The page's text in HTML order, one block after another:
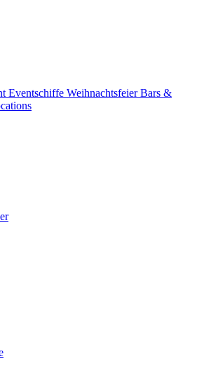
Eventschiffe WeihnachtsfeierBars &